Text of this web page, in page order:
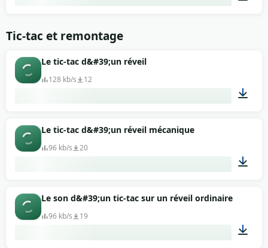
Tic-tac et remontage
Le tic-tac d&#39;un réveil
128 kb/s 12
Le tic-tac d&#39;un réveil mécanique
96 kb/s 20
00:05
Le son d&#39;un tic-tac sur un réveil ordinaire
96 kb/s 19